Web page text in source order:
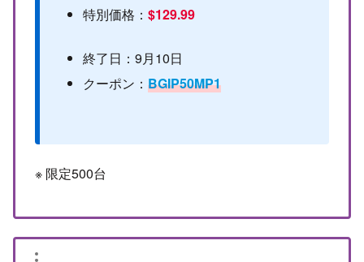
特別価格：$129.99
終了日：9月10日
クーポン：BGIP50MP1
※ 限定500台